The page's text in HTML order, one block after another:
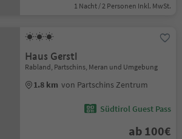
1 Nacht / 2 Personen Inkl. MwSt.
Haus Gerstl
Rabland, Partschins, Meran und Umgebung
1.8 km von Partschins Zentrum
Südtirol Guest Pass
ab 100€